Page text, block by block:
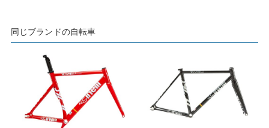
同じブランドの自転車